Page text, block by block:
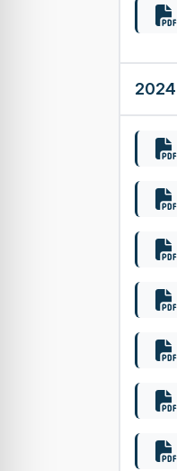
2024